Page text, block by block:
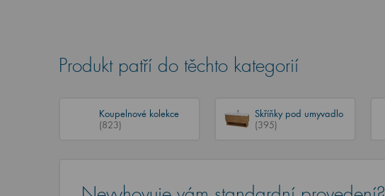
Produkt patří do těchto kategorií
Koupelnové kolekce
(823)
Skříňky pod umyvadlo
(395)